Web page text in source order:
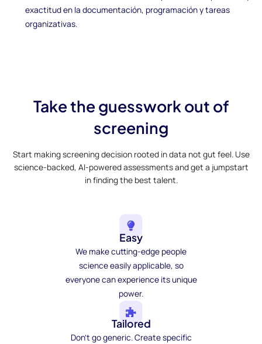
exactitud en la documentación, programación y tareas
organizativas.
Take the guesswork out of
screening
Start making screening decision rooted in data not gut feel. Use
science-backed, AI-powered assessments and get a jumpstart
in finding the best talent.
Easy
We make cutting-edge people
science easily applicable, so
everyone can experience its unique
power.
Tailored
Don't go generic. Create specific